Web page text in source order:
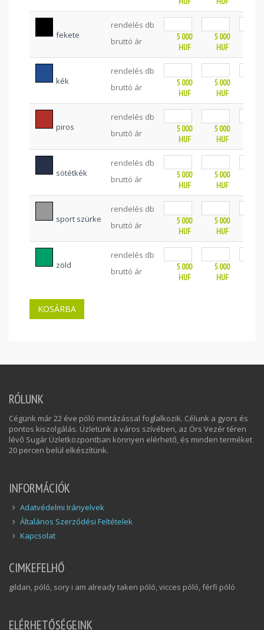
fekete
rendelés db
bruttó ár
5 000
HUF
5 000
HUF
kék
rendelés db
bruttó ár
5 000
HUF
5 000
HUF
piros
rendelés db
bruttó ár
5 000
HUF
5 000
HUF
sötétkék
rendelés db
bruttó ár
5 000
HUF
5 000
HUF
sport szürke
rendelés db
bruttó ár
5 000
HUF
5 000
HUF
zöld
rendelés db
bruttó ár
5 000
HUF
5 000
HUF
RÓLUNK
Cégünk már 22 éve póló mintázással foglalkozik. Célunk a gyors és
pontos kiszolgálás. Üzletünk a város szívében, az Örs Vezér téren
lévő Sugár Üzletközpontban könnyen elérhető, és minden terméket
20 percen belül elkészítünk.
INFORMÁCIÓK
Adatvédelmi Irányelvek
Általános Szerződési Feltételek
Kapcsolat
CIMKEFELHŐ
gildan, póló, sory i am already taken póló, vicces póló, férfi póló
ELÉRHETŐSÉGEINK